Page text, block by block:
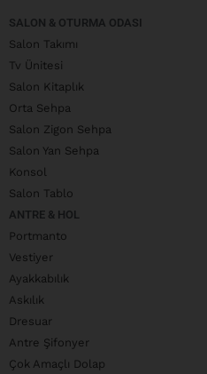
SALON & OTURMA ODASI
Salon Takımı
Tv Ünitesi
Salon Kitaplık
Orta Sehpa
Salon Zigon Sehpa
Salon Yan Sehpa
Konsol
Salon Tablo
ANTRE & HOL
Portmanto
Vestiyer
Ayakkabılık
Askılık
Dresuar
Antre Şifonyer
Çok Amaçlı Dolap